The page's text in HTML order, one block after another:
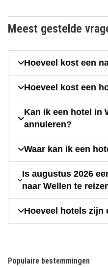
Meest gestelde
Hoeveel kost een
Hoeveel kost een
Kan ik een hotel in
annuleren?
Waar kan ik een
Is augustus 2026
naar Wellen te
Hoeveel hotels zijn
Populaire bestemmingen